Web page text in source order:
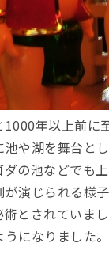
年以上前
や湖を舞台と
の池などでも
演じられる様
とされていま
になりました。